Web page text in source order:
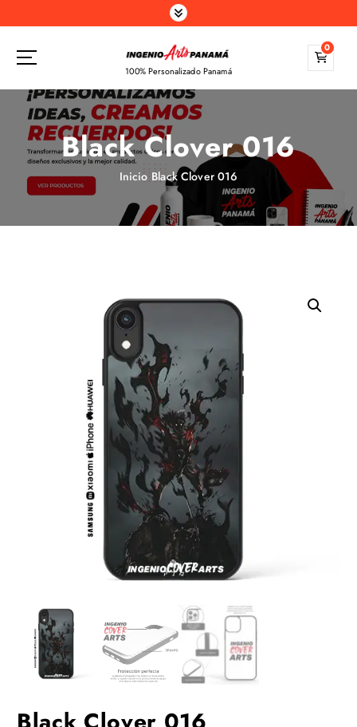
a
e
100% Personalizado Panamá
0
Black Clover 016
Inicio Black Clover 016